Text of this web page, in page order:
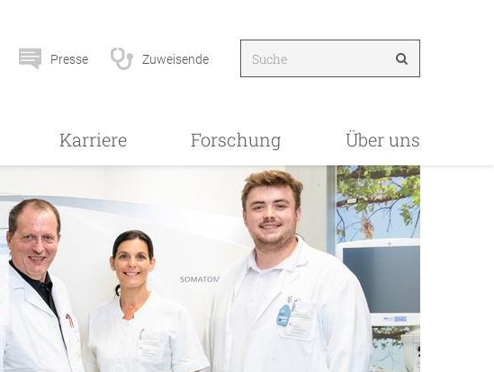
Presse Zuweisende
Karriere Forschung Über uns